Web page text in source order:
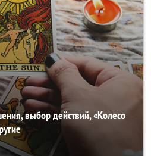
выбор действий, «Колесо